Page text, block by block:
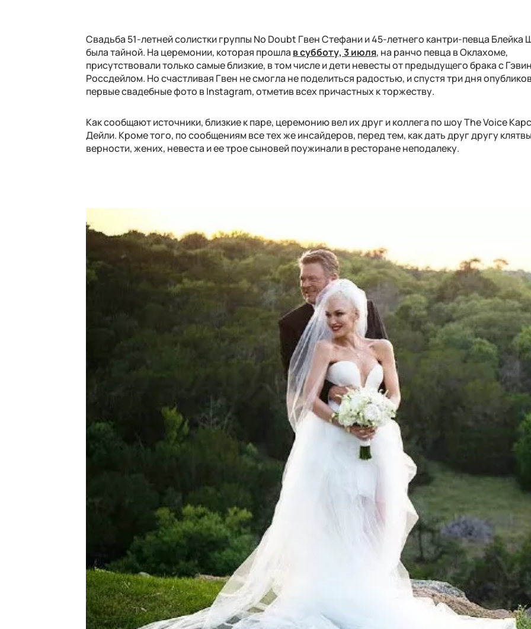
Свадьба 51-летней солистки группы No Doubt Гвен Стефани и 45-летнего кантри-певца Блейка
была тайной. На церемонии, которая прошла в субботу, 3 июля, на ранчо певца в Оклахоме,
присутствовали только самые близкие, в том числе и дети невесты от предыдущего брака с
Россдейлом. Но счастливая Гвен не смогла не поделиться радостью, и спустя три дня
первые свадебные фото в Instagram, отметив всех причастных к торжеству.
Как сообщают источники, близкие к паре, церемонию вел их друг и коллега по шоу The Voice
Дейли. Кроме того, по сообщениям все тех же инсайдеров, перед тем, как дать друг другу клятвы
верности, жених, невеста и ее трое сыновей поужинали в ресторане неподалеку.